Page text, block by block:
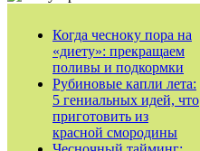
Когда чесноку пора на
«диету»: прекращаем
поливы и подкормки
Рубиновые капли лета:
5 гениальных идей, что
приготовить из
красной смородины